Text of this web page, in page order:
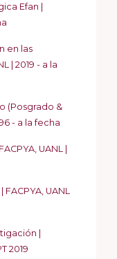
Efan |
en las
| 2019 - a la
(Posgrado &
- a la fecha
UANL |
UANL
|
2019